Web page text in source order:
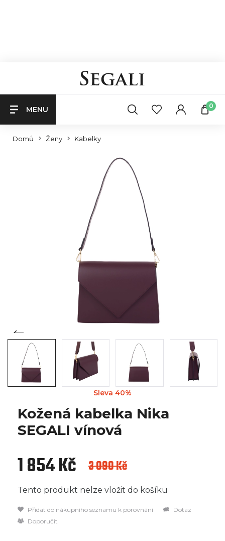
MENU 0
Domů Ženy Kabelky
Sleva 40%
Kožená kabelka Nika
SEGALI vínová
1 854 Kč 3 090 Kč
Tento produkt nelze vložit do košíku
Přidat do nákupního seznamu k porovnání
Dotaz
Doporučit